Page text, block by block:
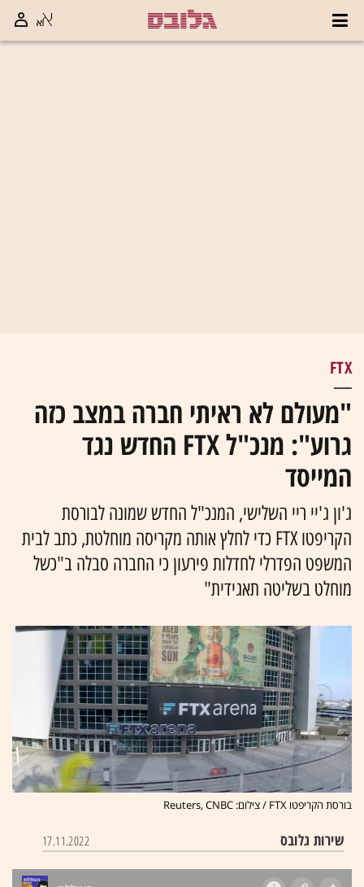
FTX
"מעולם לא ראיתי חברה במצב כזה
גרוע": מנכ"ל FTX החדש נגד
המייסד
ג'ון ג'יי ריי השלישי, המנכ"ל החדש שמונה לבורסת
הקריפטו FTX כדי לחלץ אותה מקריסה מוחלטת, כתב לבית
המשפט הפדרלי לחדלות פירעון כי החברה סבלה ב"כשל
מוחלט בשליטה תאגידית"
בורסת הקריפטו FTX / צילום: Reuters, CNBC
שירות גלובס 17.11.2022